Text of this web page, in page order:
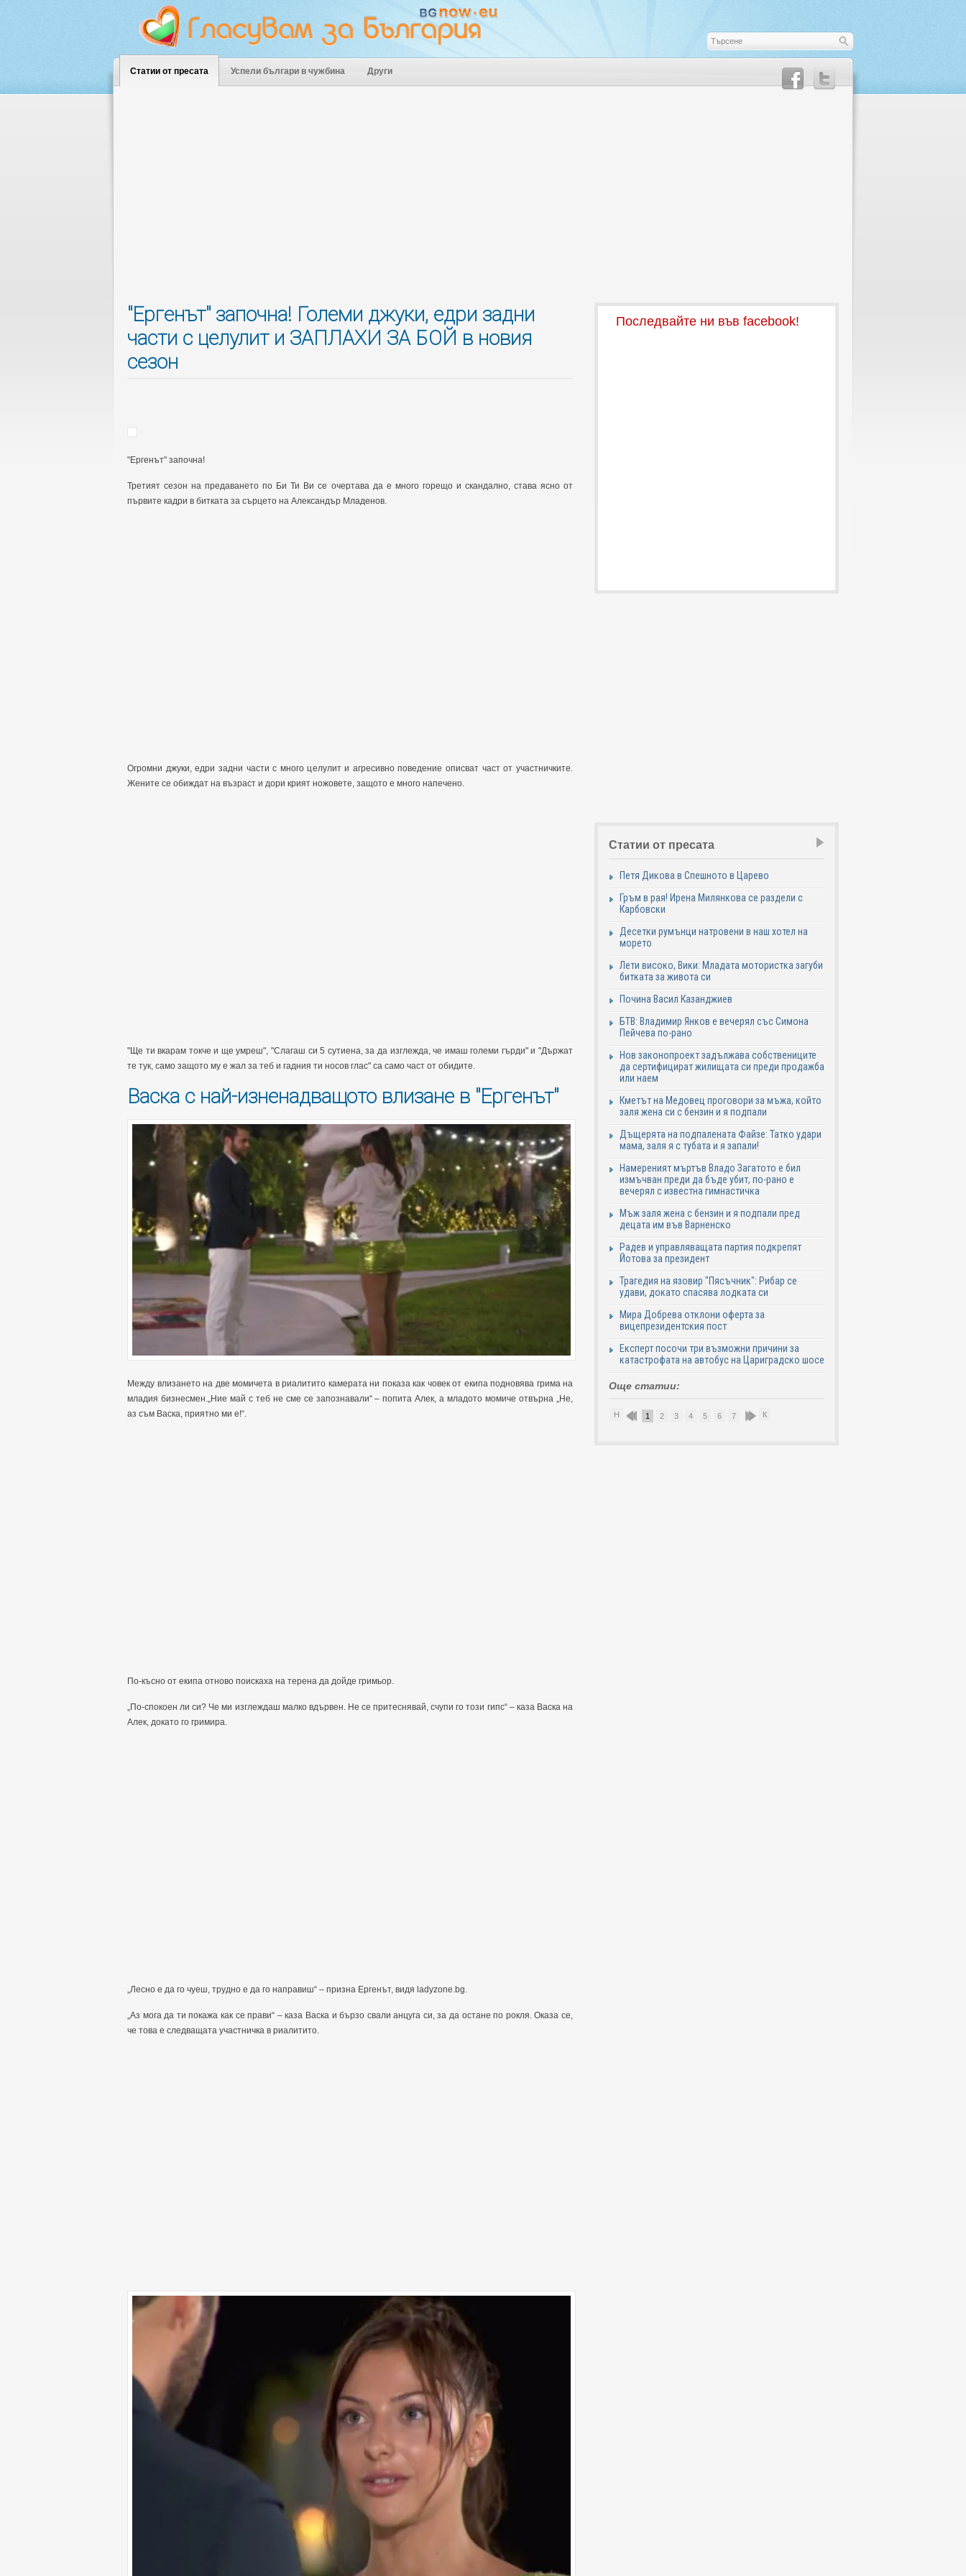
Статии от пресата Успели българи в чужбина Други
"Ергенът" започна! Големи джуки, едри задни
части с целулит и ЗАПЛАХИ ЗА БОЙ в новия
сезон
"Ергенът" започна!
Третият сезон на предаването по Би Ти Ви се очертава да е много горещо и скандално, става ясно от
първите кадри в битката за сърцето на Александър Младенов.
Огромни джуки, едри задни части с много целулит и агресивно поведение описват част от участничките.
Жените се обиждат на възраст и дори крият ножовете, защото е много напечено.
"Ще ти вкарам токче и ще умреш", "Слагаш си 5 сутиена, за да изглежда, че имаш големи гърди" и "Държат
те тук, само защото му е жал за теб и гадния ти носов глас" са само част от обидите.
Васка с най-изненадващото влизане в "Ергенът"
Между влизането на две момичета в риалитито камерата ни показа как човек от екипа подновява грима на
младия бизнесмен.„Ние май с теб не сме се запознавали“ – попита Алек, а младото момиче отвърна „Не,
аз съм Васка, приятно ми е!“.
По-късно от екипа отново поискаха на терена да дойде гримьор.
„По-спокоен ли си? Че ми изглеждаш малко вдървен. Не се притеснявай, счупи го този гипс“ – каза Васка на
Алек, докато го гримира.
„Лесно е да го чуеш, трудно е да го направиш“ – призна Ергенът, видя ladyzone.bg.
„Аз мога да ти покажа как се прави“ – каза Васка и бързо свали анцуга си, за да остане по рокля. Оказа се,
че това е следващата участничка в риалитито.
Последвайте ни във facebook!
Статии от пресата
Петя Дикова в Спешното в Царево
Гръм в рая! Ирена Милянкова се раздели с
Карбовски
Десетки румънци натровени в наш хотел на
морето
Лети високо, Вики: Младата мотористка загуби
битката за живота си
Почина Васил Казанджиев
БТВ: Владимир Янков е вечерял със Симона
Пейчева по-рано
Нов законопроект задължава собствениците
да сертифицират жилищата си преди продажба
или наем
Кметът на Медовец проговори за мъжа, който
заля жена си с бензин и я подпали
Дъщерята на подпалената Файзе: Татко удари
мама, заля я с тубата и я запали!
Намереният мъртъв Владо Загатото е бил
измъчван преди да бъде убит, по-рано е
вечерял с известна гимнастичка
Мъж заля жена с бензин и я подпали пред
децата им във Варненско
Радев и управляващата партия подкрепят
Йотова за президент
Трагедия на язовир "Пясъчник": Рибар се
удави, докато спасява лодката си
Мира Добрева отклони оферта за
вицепрезидентския пост
Експерт посочи три възможни причини за
катастрофата на автобус на Цариградско шосе
Още статии:
Н 1 2 3 4 5 6 7 8 9К